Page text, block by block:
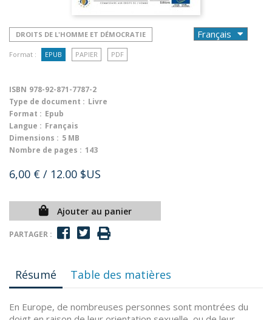
DROITS DE L'HOMME ET DÉMOCRATIE
Format : EPUB PAPIER PDF
ISBN 978-92-871-7787-2
Type de document : Livre
Format : Epub
Langue : Français
Dimensions : 5 MB
Nombre de pages : 143
6,00 € / 12.00 $US
Ajouter au panier
PARTAGER :
Résumé Table des matières
En Europe, de nombreuses personnes sont montrées du